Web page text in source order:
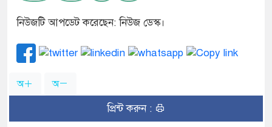
নিউজটি আপডেট করেছেন: নিউজ ডেস্ক।
অ অ
প্রিন্ট করুন :